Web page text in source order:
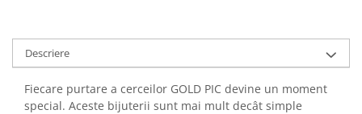
Descriere
Fiecare purtare a cerceilor GOLD PIC devine un moment
special. Aceste bijuterii sunt mai mult decât simple